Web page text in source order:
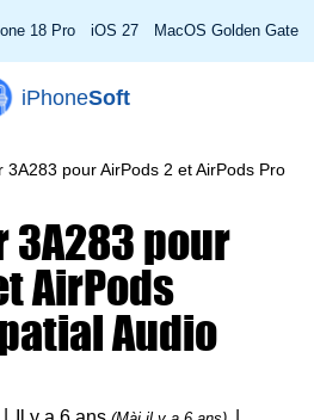
18 Pro iOS 27 MacOS Golden Gate
iPhoneSoft
3A283 pour AirPods 2 et AirPods Pro
3A283 pour
AirPods
Audio